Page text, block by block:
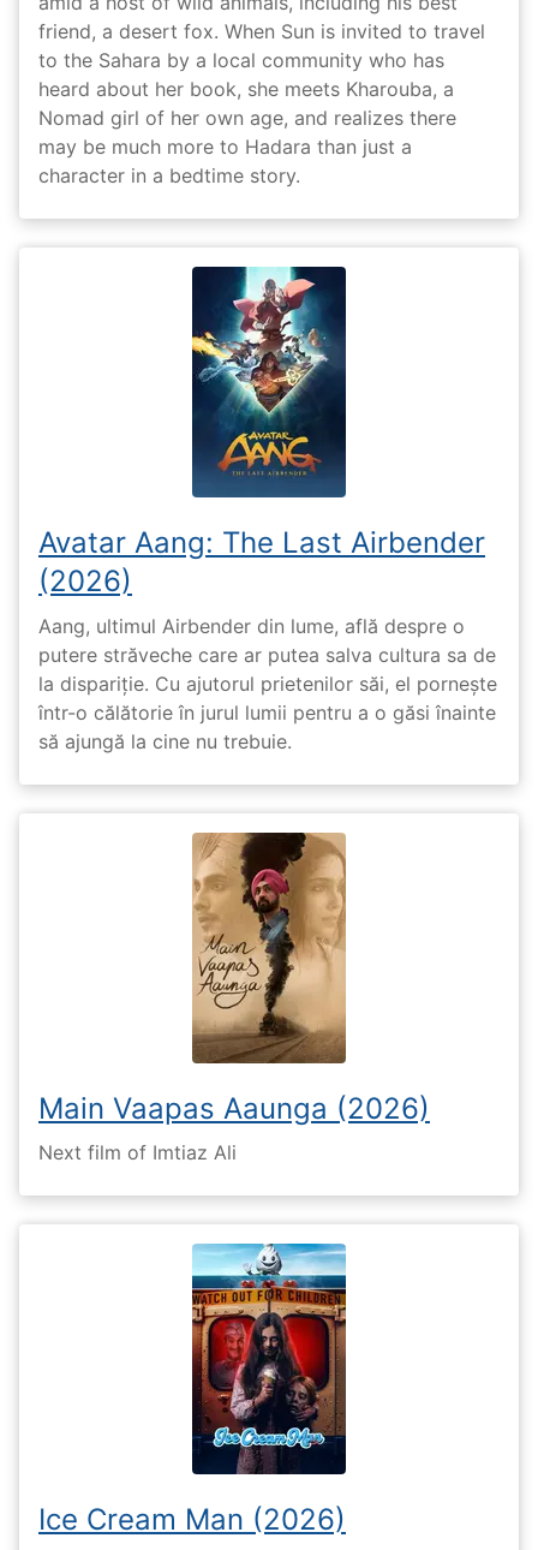
friend, a desert fox. When Sun is invited to travel
to the Sahara by a local community who has
heard about her book, she meets Kharouba, a
Nomad girl of her own age, and realizes there
may be much more to Hadara than just a
character in a bedtime story.
Avatar Aang: The Last Airbender
(2026)
Aang, ultimul Airbender din lume, află despre o
putere străveche care ar putea salva cultura sa de
la dispariție. Cu ajutorul prietenilor săi, el pornește
într-o călătorie în jurul lumii pentru a o găsi înainte
să ajungă la cine nu trebuie.
Main Vaapas Aaunga (2026)
Next film of Imtiaz Ali
Ice Cream Man (2026)